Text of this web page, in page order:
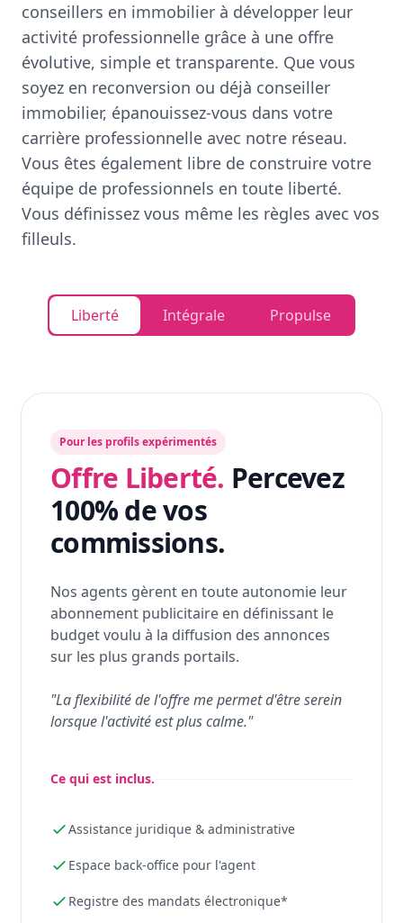
conseillers en immobilier à développer leur
activité professionnelle grâce à une offre
évolutive, simple et transparente. Que vous
soyez en reconversion ou déjà conseiller
immobilier, épanouissez-vous dans votre
carrière professionnelle avec notre réseau.
Vous êtes également libre de construire votre
équipe de professionnels en toute liberté.
Vous définissez vous même les règles avec vos
filleuls.
Liberté Intégrale Propulse
Pour les profils expérimentés
Offre Liberté. Percevez
100% de vos
commissions.
Nos agents gèrent en toute autonomie leur
abonnement publicitaire en définissant le
budget voulu à la diffusion des annonces
sur les plus grands portails.
"La flexibilité de l'offre me permet d'être serein
lorsque l'activité est plus calme."
Ce qui est inclus.
Assistance juridique & administrative
Espace back-office pour l'agent
Registre des mandats électronique*